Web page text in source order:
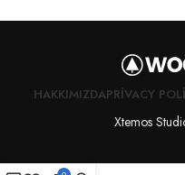
HAKKIMIZDAPRIVACY
Xtemos